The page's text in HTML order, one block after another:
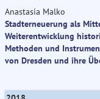
Anastasia Malko
Stadterneuerung als
Weiterentwicklung
Methoden und
von Dresden und ihre